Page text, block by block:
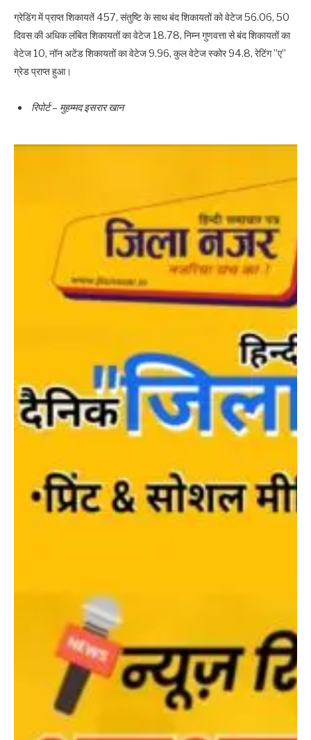
ग्रेडिंग में प्राप्त शिकायतें 457, संतुष्टि के साथ बंद शिकायतों को वेटेज 56.06, 50
दिवस की अधिक लंबित शिकायतों का वेटेज 18.78, निम्न गुणवत्ता से बंद शिकायतों का
वेटेज 10, नॉन अटेंड शिकायतों का वेटेज 9.96, कुल वेटेज स्कोर 94.8, रेटिंग ’’ए’’
ग्रेड प्राप्त हुआ।
रिपोर्ट – मुहम्मद इसरार खान